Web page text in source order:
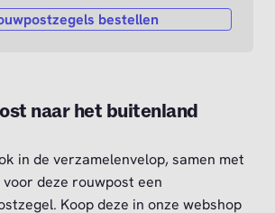
bestellen
naar het buitenland
in de verzamelenvelop, samen met
deze rouwpost een
Koop deze in onze webshop